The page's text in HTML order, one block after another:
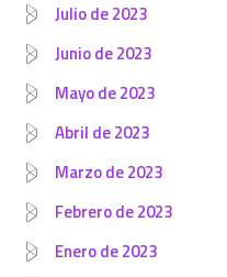
Julio de 2023
Junio de 2023
Mayo de 2023
Abril de 2023
Marzo de 2023
Febrero de 2023
Enero de 2023